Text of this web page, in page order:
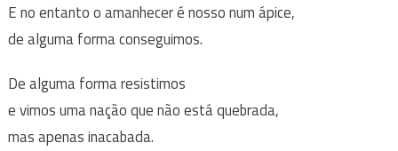
E no entanto o amanhecer é nosso num ápice,
de alguma forma conseguimos.
De alguma forma resistimos
e vimos uma nação que não está quebrada,
mas apenas inacabada.